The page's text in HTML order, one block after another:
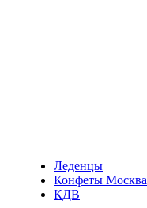
Леденцы
Конфеты Москва
КДВ